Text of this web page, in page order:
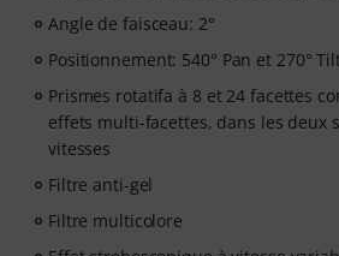
Angle de faisceau: 2°
Positionnement: 540° Pan et 270°
Prismes rotatifa à 8 et 24 facettes
effets multi-facettes, dans les deux
vitesses
Filtre anti-gel
Filtre multicolore